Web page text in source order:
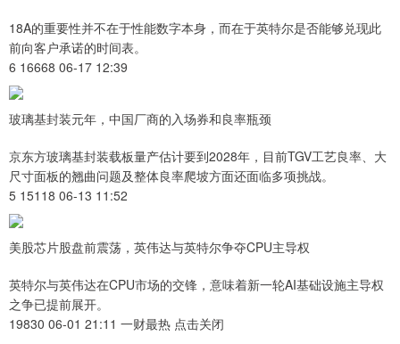
18A的重要性并不在于性能数字本身，而在于英特尔是否能够兑现此
前向客户承诺的时间表。
6 16668 06-17 12:39
玻璃基封装元年，中国厂商的入场券和良率瓶颈
京东方玻璃基封装载板量产估计要到2028年，目前TGV工艺良率、大
尺寸面板的翘曲问题及整体良率爬坡方面还面临多项挑战。
5 15118 06-13 11:52
美股芯片股盘前震荡，英伟达与英特尔争夺CPU主导权
英特尔与英伟达在CPU市场的交锋，意味着新一轮AI基础设施主导权
之争已提前展开。
19830 06-01 21:11 一财最热 点击关闭